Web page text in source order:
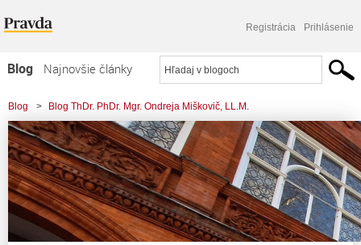
Registrácia Prihlásenie
Blog
Najnovšie články
Najčítanejšie články
Najkomentovanejšie články
Zoznam blogov
Komerčné blogy
Blog > Blog ThDr. PhDr. Mgr. Ondreja Miškovič, LL.M.
> Výroky Daniela Maróthyho o národe